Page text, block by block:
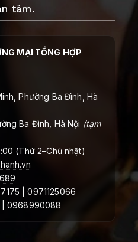
tâm.
MẠI TỔNG HỢP
Phường Ba Đình, Hà
Ba Đình, Hà Nội (tạm
(Thứ 2–Chủ nhật)
| 0971125066
| 0968990088